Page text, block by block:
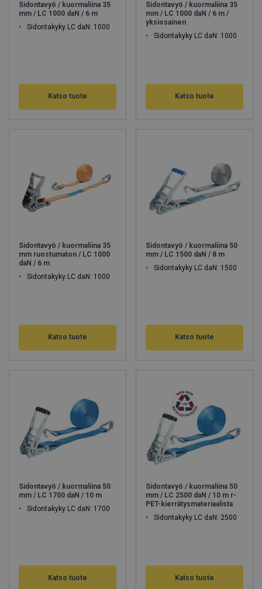
Sidontavyö / kuormaliina 35
mm / LC 1000 daN / 6 m
Sidontakyky LC daN: 1000
Katso tuote
Sidontavyö / kuormaliina 35
mm / LC 1000 daN / 6 m /
yksiosainen
Sidontakyky LC daN: 1000
Katso tuote
Sidontavyö / kuormaliina 35
mm ruostumaton / LC 1000
daN / 6 m
Sidontakyky LC daN: 1000
Katso tuote
Sidontavyö / kuormaliina 50
mm / LC 1500 daN / 8 m
Sidontakyky LC daN: 1500
Katso tuote
Sidontavyö / kuormaliina 50
mm / LC 1700 daN / 10 m
Sidontakyky LC daN: 1700
Katso tuote
Sidontavyö / kuormaliina 50
mm / LC 2500 daN / 10 m r-
PET-kierrätysmateriaalista
Sidontakyky LC daN: 2500
Katso tuote